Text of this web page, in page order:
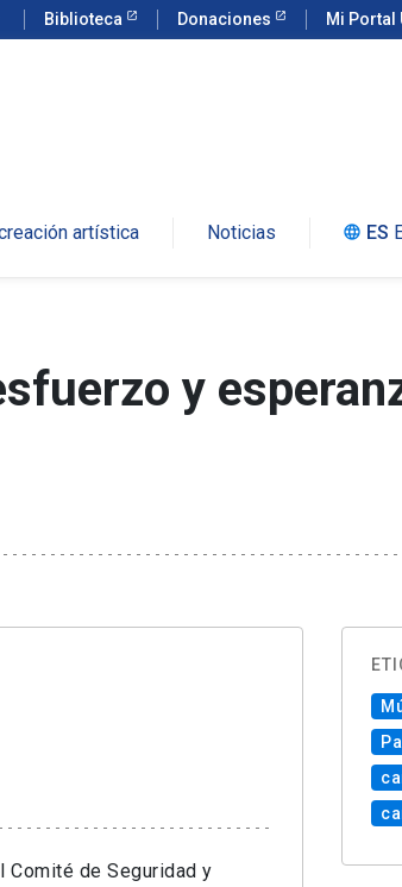
Biblioteca Donaciones Mi Portal
artística Noticias language ES
y
Comité de Seguridad y